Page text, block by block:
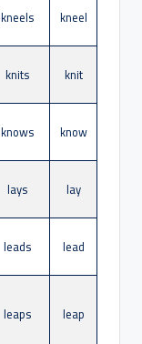
kneel
kneels
knit
knits
know
knows
lay
lays
lead
leads
leap
leaps